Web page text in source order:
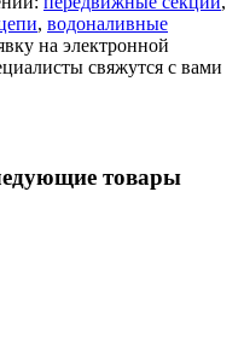
, водоналивные
на электронной
свяжутся с вами
товары